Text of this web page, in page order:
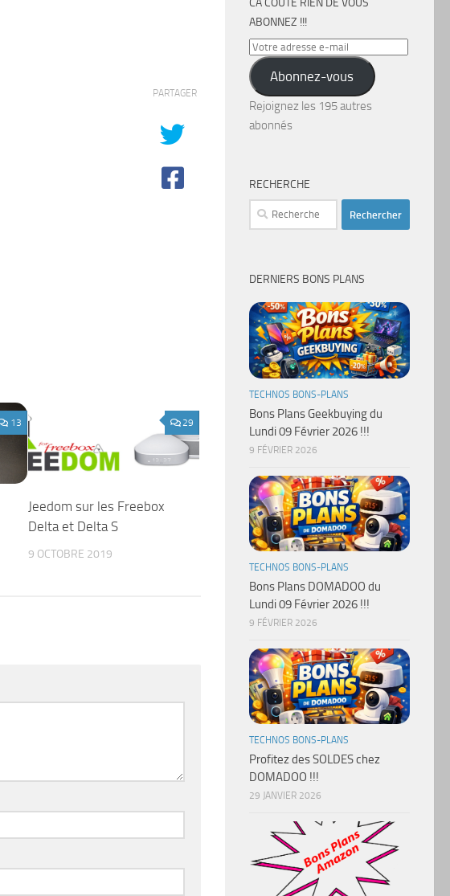
PARTAGER
13 29
Jeedom sur les Freebox
Delta et Delta S
9 OCTOBRE 2019
CA COÛTE RIEN DE VOUS
ABONNEZ !!!
Votre
adresse
e-
mail
Abonnez-vous
Rejoignez les 195 autres
abonnés
RECHERCHE
Rechercher :
DERNIERS BONS PLANS
TECHNOS BONS-PLANS
Bons Plans Geekbuying du
Lundi 09 Février 2026 !!!
9 FÉVRIER 2026
TECHNOS BONS-PLANS
Bons Plans DOMADOO du
Lundi 09 Février 2026 !!!
9 FÉVRIER 2026
TECHNOS BONS-PLANS
Profitez des SOLDES chez
DOMADOO !!!
29 JANVIER 2026